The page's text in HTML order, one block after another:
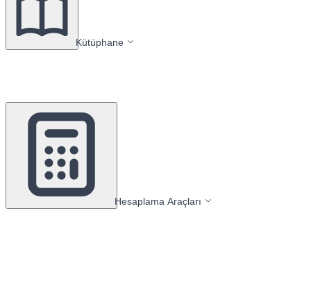
Kütüphane
Hesaplama Araçları